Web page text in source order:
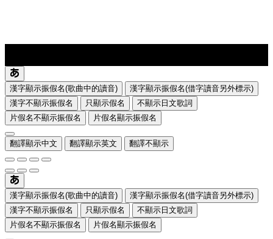
漢字顯示振假名(歌曲中的讀音)
漢字顯示振假名(借字讀音另外標示)
漢字不顯示振假名
只顯示假名
不顯示日文歌詞
片假名不顯示振假名
片假名顯示振假名
翻譯顯示中文 翻譯顯示英文 翻譯不顯示
漢字顯示振假名(歌曲中的讀音)
漢字顯示振假名(借字讀音另外標示)
漢字不顯示振假名
只顯示假名
不顯示日文歌詞
片假名不顯示振假名
片假名顯示振假名